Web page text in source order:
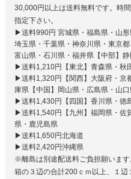
30,000円以上は送料無料です。時
指定下さい。
▶送料990円 宮城県・福島県・山形
埼玉県・千葉県・神奈川県・東京
富山県・石川県・福井県【中部】
▶送料1,210円【東北】青森県・秋
▶送料1,320円【関西】大阪府・京
庫県【中国】岡山県・広島県・山
▶送料1,430円【四国】香川県・徳
▶送料1,540円【九州】福岡県・佐
県・鹿児島県
▶送料1,650円北海道
▶送料2,420円沖縄県
※離島は別途配送料ご負担願います
箱の３辺の合計200ｃｍ以上、１